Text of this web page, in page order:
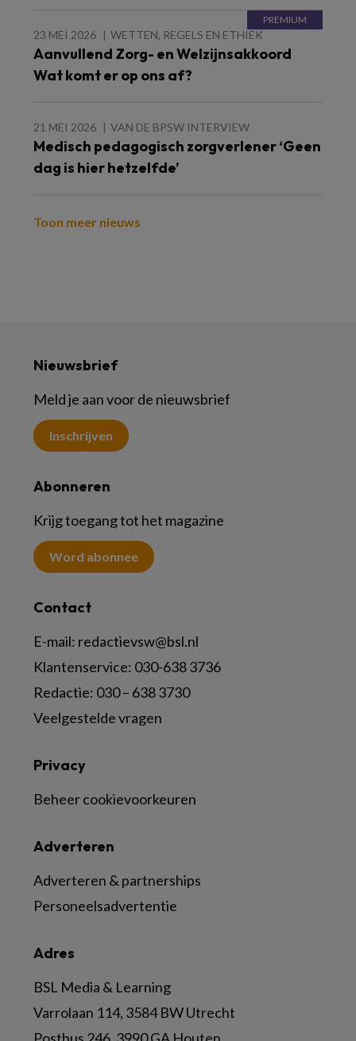
23 MEI 2026 WETTEN, REGELS EN ETHIEK
Aanvullend Zorg- en Welzijnsakkoord
Wat komt er op ons af?
21 MEI 2026 VAN DE BPSW INTERVIEW
Medisch pedagogisch zorgverlener ‘Geen
dag is hier hetzelfde’
Toon meer nieuws
Nieuwsbrief
Meld je aan voor de nieuwsbrief
Inschrijven
Abonneren
Krijg toegang tot het magazine
Word abonnee
Contact
E-mail: redactievsw@bsl.nl
Klantenservice: 030-638 3736
Redactie: 030 – 638 3730
Veelgestelde vragen
Adres
BSL Media & Learning
Varrolaan 114, 3584 BW Utrecht
Postbus 246, 3990 GA Houten
Adverteren
Adverteren & partnerships
Personeelsadvertentie
Privacy
Beheer cookievoorkeuren